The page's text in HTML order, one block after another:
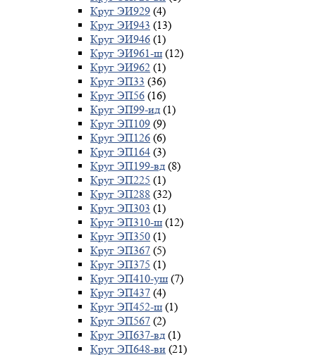
Круг ЭИ929 (4)
Круг ЭИ943 (13)
Круг ЭИ946 (1)
Круг ЭИ961-ш (12)
Круг ЭИ962 (1)
Круг ЭП33 (36)
Круг ЭП56 (16)
Круг ЭП99-ид (1)
Круг ЭП109 (9)
Круг ЭП126 (6)
Круг ЭП164 (3)
Круг ЭП199-вд (8)
Круг ЭП225 (1)
Круг ЭП288 (32)
Круг ЭП303 (1)
Круг ЭП310-ш (12)
Круг ЭП350 (1)
Круг ЭП367 (5)
Круг ЭП375 (1)
Круг ЭП410-уш (7)
Круг ЭП437 (4)
Круг ЭП452-ш (1)
Круг ЭП567 (2)
Круг ЭП637-вд (1)
Круг ЭП648-ви (21)